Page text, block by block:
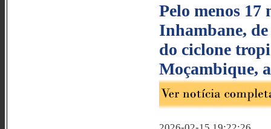
Pelo menos
Inhambane,
do ciclone
Moçambique,